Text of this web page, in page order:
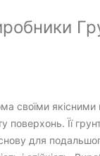
своїми
поверхонь. Її
для